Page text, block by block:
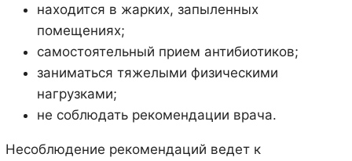
находится в жарких, запыленных
помещениях;
самостоятельный прием антибиотиков;
заниматься тяжелыми физическими
нагрузками;
не соблюдать рекомендации врача.
Несоблюдение рекомендаций ведет к